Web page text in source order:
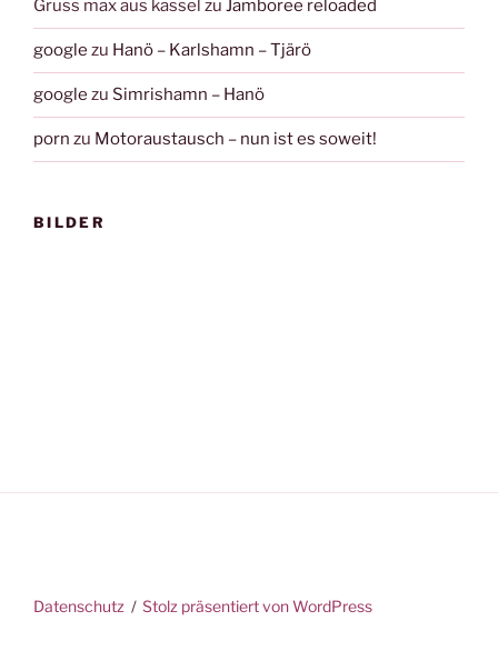
Gruss max aus kassel zu Jamboree reloaded
google zu Hanö – Karlshamn – Tjärö
google zu Simrishamn – Hanö
porn zu Motoraustausch – nun ist es soweit!
BILDER
Datenschutz Stolz präsentiert von WordPress